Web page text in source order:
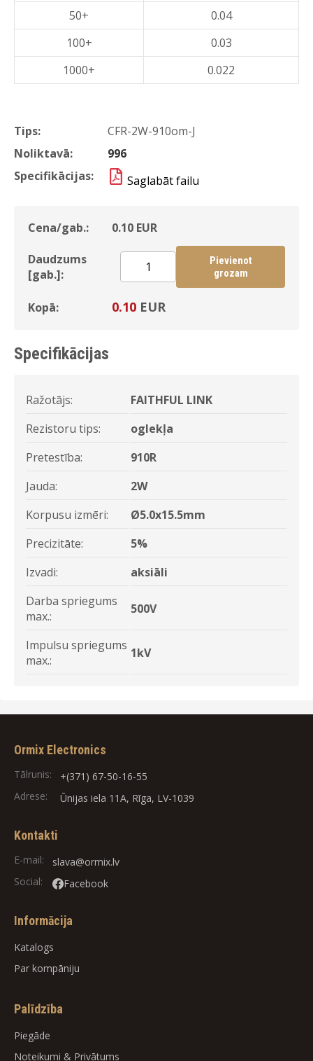
Tips:
CFR-2W-910om-J
Noliktavā:
996
Specifikācijas:
Saglabāt failu
Cena/gab.: 0.10 EUR
Daudzums
[gab.]:
Pievienot
grozam
Kopā: 0.10 EUR
50+
0.04
100+
0.03
1000+
0.022
Specifikācijas
Ražotājs:
FAITHFUL LINK
Rezistoru tips:
oglekļa
Pretestība:
910R
Jauda:
2W
Korpusu izmēri:
Ø5.0x15.5mm
Precizitāte:
5%
Izvadi:
aksiāli
Darba spriegums
max.:
500V
Impulsu spriegums
max.:
1kV
Ormix Electronics
Tālrunis:
+(371) 67-50-16-55
Adrese:
Ūnijas iela 11A, Rīga, LV-1039
Kontakti
E-mail:
slava@ormix.lv
Social:
Facebook
Informācija
Katalogs
Par kompāniju
Palīdzība
Piegāde
Noteikumi & Privātums